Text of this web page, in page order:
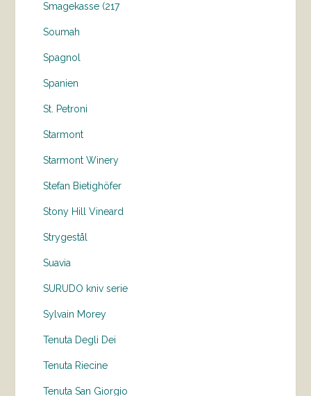
Smagekasse (217
Soumah
Spagnol
Spanien
St. Petroni
Starmont
Starmont Winery
Stefan Bietighöfer
Stony Hill Vineard
Strygestål
Suavia
SURUDO kniv serie
Sylvain Morey
Tenuta Degli Dei
Tenuta Riecine
Tenuta San Giorgio